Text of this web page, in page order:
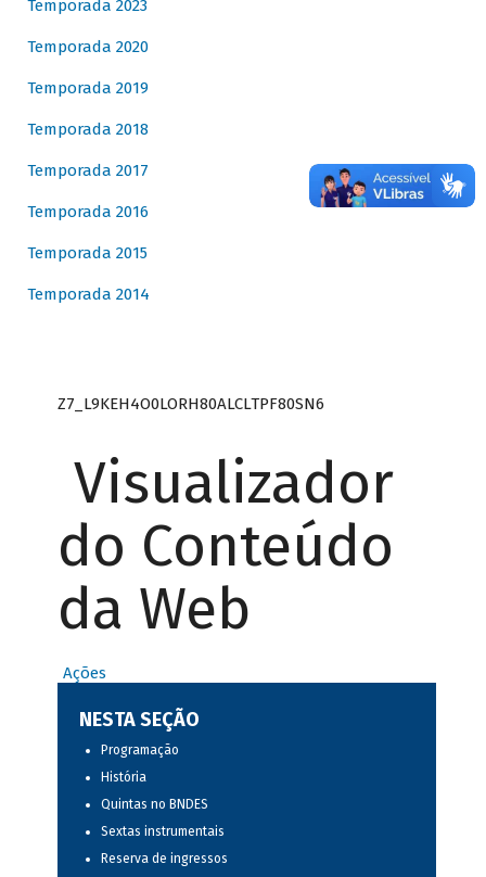
Temporada 2023
Temporada 2020
Temporada 2019
Temporada 2018
Temporada 2017
Temporada 2016
Temporada 2015
Temporada 2014
Z7_L9KEH4O0LORH80ALCLTPF80SN6
Visualizador
do Conteúdo
da Web
Ações
NESTA SEÇÃO
Programação
História
Quintas no BNDES
Sextas instrumentais
Reserva de ingressos